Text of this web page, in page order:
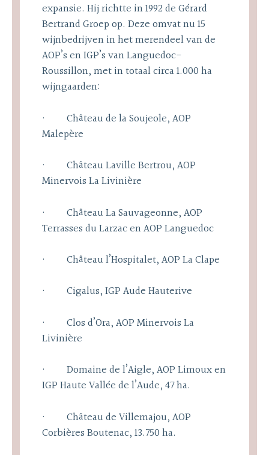
expansie. Hij richtte in 1992 de Gérard
Bertrand Groep op. Deze omvat nu 15
wijnbedrijven in het merendeel van de
AOP’s en IGP’s van Languedoc-
Roussillon, met in totaal circa 1.000 ha
wijngaarden:
· Château de la Soujeole, AOP
Malepère
· Château Laville Bertrou, AOP
Minervois La Livinière
· Château La Sauvageonne, AOP
Terrasses du Larzac en AOP Languedoc
· Château l’Hospitalet, AOP La Clape
· Cigalus, IGP Aude Hauterive
· Clos d’Ora, AOP Minervois La
Livinière
· Domaine de l’Aigle, AOP Limoux en
IGP Haute Vallée de l’Aude, 47 ha.
· Château de Villemajou, AOP
Corbières Boutenac, 13.750 ha.